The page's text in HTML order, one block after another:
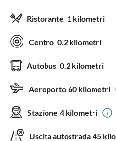
Ristorante 1 kilometri
Centro 0.2 kilometri
Autobus 0.2 kilometri
Aeroporto 60 kilometri
Stazione 4 kilometri
Uscita autostrada 45